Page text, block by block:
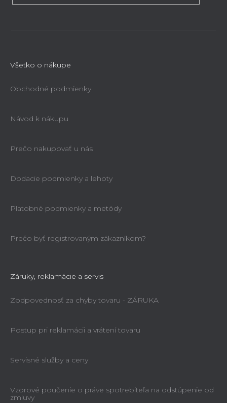
Všetko o nákupe
Obchodné podmienky
Návod k nákupu
Prečo nakupovať u nás
Dodacie podmienky a lehoty
Platobné podmienky a metódy
Prečo byť registrovaným zákazníkom?
Záruky, reklamácie a servis
Zodpovednosť za chyby tovaru - ZÁRUKA
Postup pri reklamácii a vrátení tovaru
Servisné služby a ceny
Vzorové poučenie o práve spotrebiteľa na odstúpenie od
zmluvy